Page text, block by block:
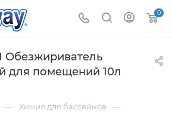
0
Обезжириватель
для помещений 10л
— Химия для бассейнов —